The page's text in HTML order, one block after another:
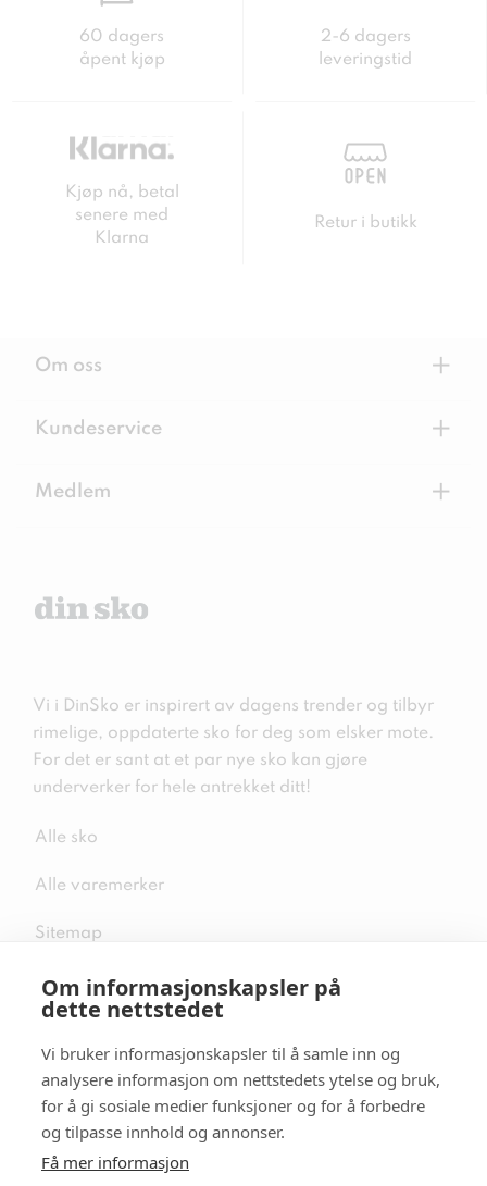
Om informasjonskapsler på
dette nettstedet
Vi bruker informasjonskapsler til å samle inn og
analysere informasjon om nettstedets ytelse og bruk,
for å gi sosiale medier funksjoner og for å forbedre
og tilpasse innhold og annonser.
Få mer informasjon
60 dagers
åpent kjøp
2-6 dagers
leveringstid
Kjøp nå, betal
senere med
Klarna
Retur i butikk
Om oss +
Kundeservice +
Medlem +
Vi i DinSko er inspirert av dagens trender og tilbyr
rimelige, oppdaterte sko for deg som elsker mote.
For det er sant at et par nye sko kan gjøre
underverker for hele antrekket ditt!
Alle sko
Alle varemerker
Sitemap
Følg oss i sosiale medier